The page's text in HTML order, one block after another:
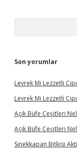
Son yorumlar
Levrek Mi Lezzetli
Levrek Mi Lezzetli
Açık Büfe Çeşitleri
Açık Büfe Çeşitleri
Sinekkapan Bitkisi